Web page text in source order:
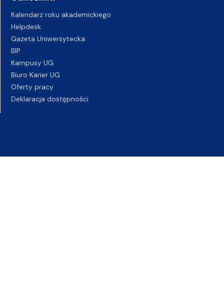
Kalendarz roku akademickiego
Helpdesk
Gazeta Uniwersytecka
BIP
Kampusy UG
Biuro Karier UG
Oferty pracy
Deklaracja dostępności